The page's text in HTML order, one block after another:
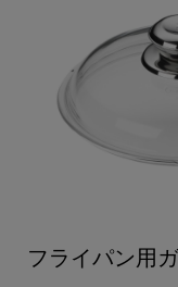
フライパン用